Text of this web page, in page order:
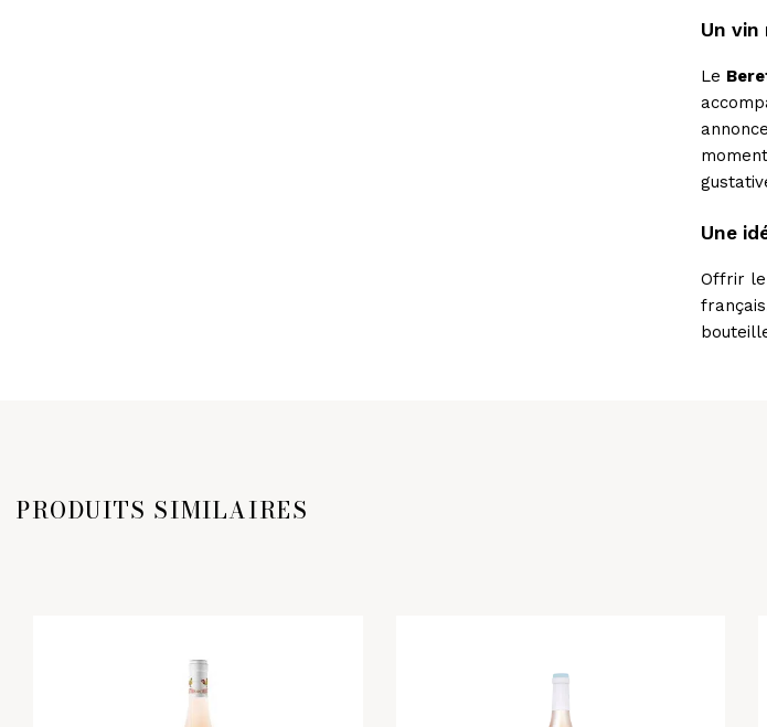
Un
Le
Une
Offrir le
PRODUITS SIMILAIRES